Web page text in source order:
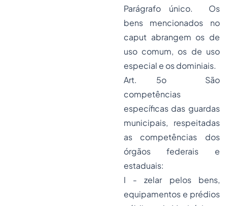
Parágrafo único. Os
bens mencionados no
caput abrangem os de
uso comum, os de uso
especial e os dominiais.
Art. 5o São
competências
específicas das guardas
municipais, respeitadas
as competências dos
órgãos federais e
estaduais:
I - zelar pelos bens,
equipamentos e prédios